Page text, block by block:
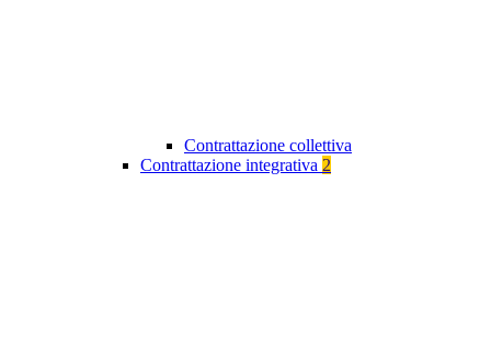
Contrattazione collettiva
Contrattazione integrativa 2